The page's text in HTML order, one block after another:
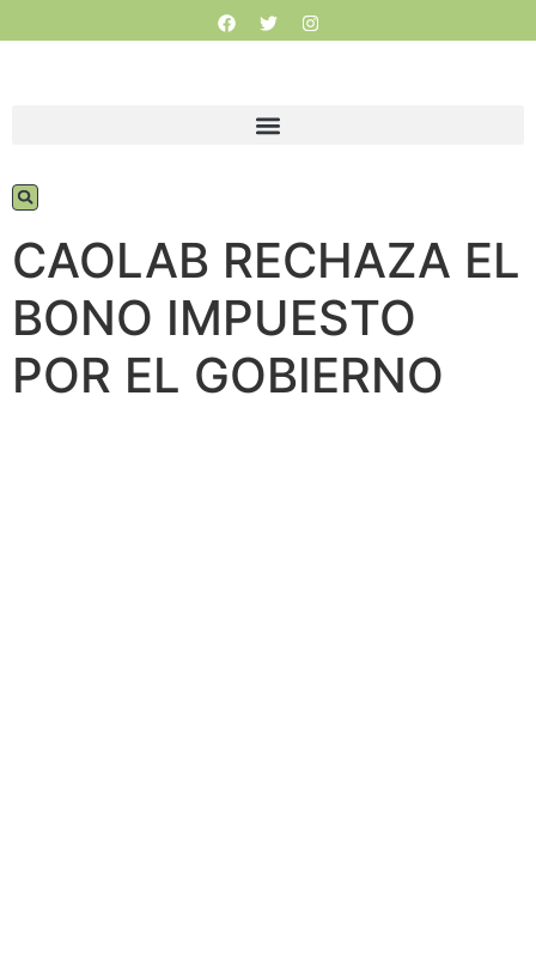
CAOLAB RECHAZA EL
BONO IMPUESTO
POR EL GOBIERNO